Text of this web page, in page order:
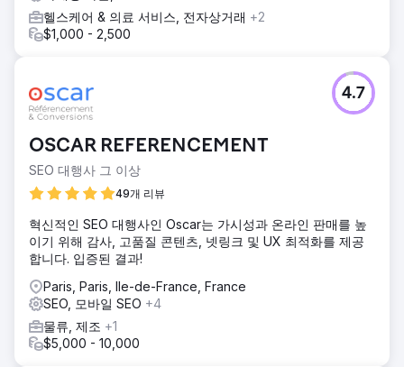
헬스케어 & 의료 서비스, 전자상거래 +2
$1,000 - 2,500
OSCAR REFERENCEMENT
SEO 대행사 그 이상
49개 리뷰
4.7
혁신적인 SEO 대행사인 Oscar는 가시성과 온라인 판매를 높
이기 위해 감사, 고품질 콘텐츠, 넷링크 및 UX 최적화를 제공
합니다. 입증된 결과!
Paris, Paris, Ile-de-France, France
SEO, 모바일 SEO +4
물류, 제조 +1
$5,000 - 10,000